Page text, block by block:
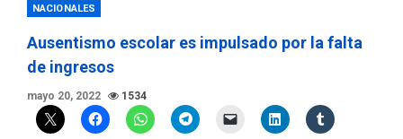
NACIONALES
Ausentismo escolar es impulsado por la falta
de ingresos
mayo 20, 2022 1534